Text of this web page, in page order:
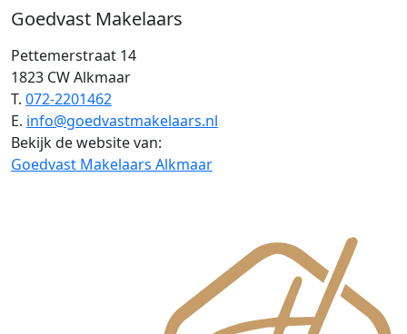
Goedvast Makelaars
Pettemerstraat 14
1823 CW Alkmaar
T. 072-2201462
E. info@goedvastmakelaars.nl
Bekijk de website van:
Goedvast Makelaars Alkmaar